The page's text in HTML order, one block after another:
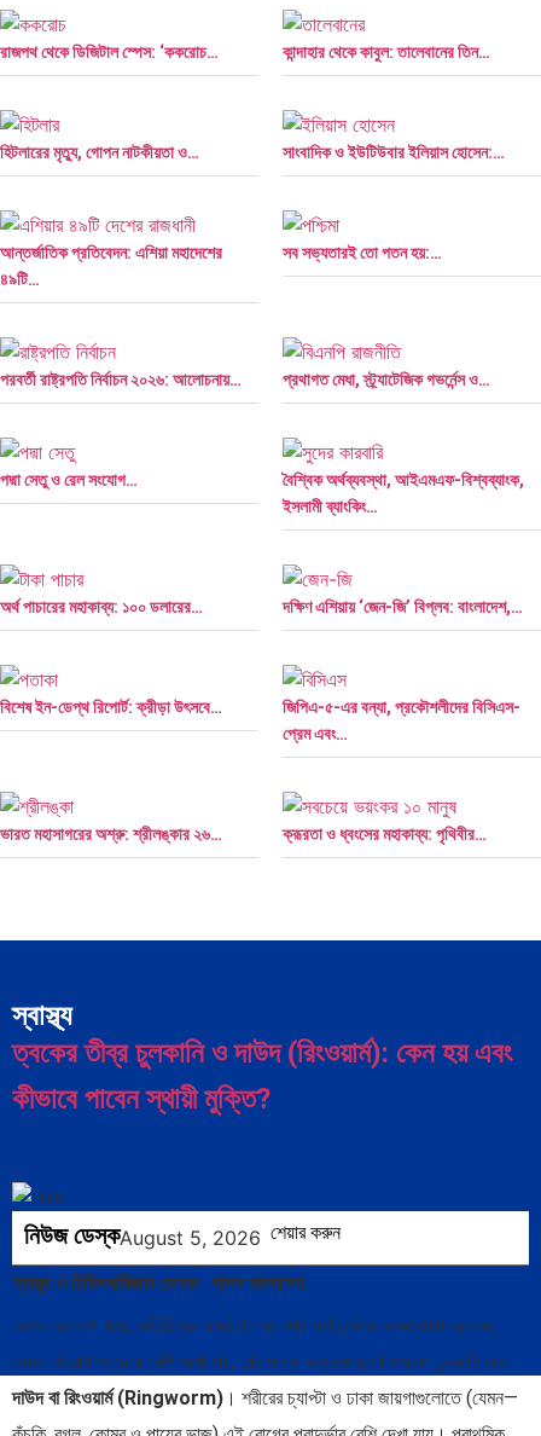
রাজপথ থেকে ডিজিটাল স্পেস: ‘ককরোচ… কান্দাহার থেকে কাবুল: তালেবানের তিন…
হিটলারের মৃত্যু, গোপন নাটকীয়তা ও… সাংবাদিক ও ইউটিউবার ইলিয়াস হোসেন:…
আন্তর্জাতিক প্রতিবেদন: এশিয়া মহাদেশের
৪৯টি…
সব সভ্যতারই তো পতন হয়:…
পরবর্তী রাষ্ট্রপতি নির্বাচন ২০২৬: আলোচনায়… প্রথাগত মেধা, স্ট্র্যাটেজিক গভর্নেন্স ও…
পদ্মা সেতু ও রেল সংযোগ…
বৈশ্বিক অর্থব্যবস্থা, আইএমএফ-বিশ্বব্যাংক,
ইসলামী ব্যাংকিং…
অর্থ পাচারের মহাকাব্য: ১০০ ডলারের… দক্ষিণ এশিয়ায় ‘জেন-জি’ বিপ্লব: বাংলাদেশ,…
বিশেষ ইন-ডেপ্থ রিপোর্ট: ক্রীড়া উৎসবে…
জিপিএ-৫-এর বন্যা, প্রকৌশলীদের বিসিএস-
প্রেম এবং…
ভারত মহাসাগরের অশ্রু: শ্রীলঙ্কার ২৬… ক্রূরতা ও ধ্বংসের মহাকাব্য: পৃথিবীর…
স্বাস্থ্য
ত্বকের তীব্র চুলকানি ও দাউদ (রিংওয়ার্ম): কেন হয় এবং
কীভাবে পাবেন স্থায়ী মুক্তি?
নিউজ ডেস্কAugust 5, 2026 শেয়ার করুন
স্বাস্থ্য ও চিকিৎসাবিজ্ঞান ডেস্ক | পালস বাংলাদেশ
আমাদের দেশে গরম, অতিরিক্ত আর্দ্রতা এবং বর্ষার স্যাঁতসেঁতে আবহাওয়ায় ত্বকের
যেসব চর্মরোগ সবচেয়ে বেশি দেখা যায়, তার মধ্যে অন্যতম হলো সাধারণ চুলকানি এবং
দাউদ বা রিংওয়ার্ম (Ringworm) । শরীরের চ্যাপ্টা ও ঢাকা জায়গাগুলোতে (যেমন—